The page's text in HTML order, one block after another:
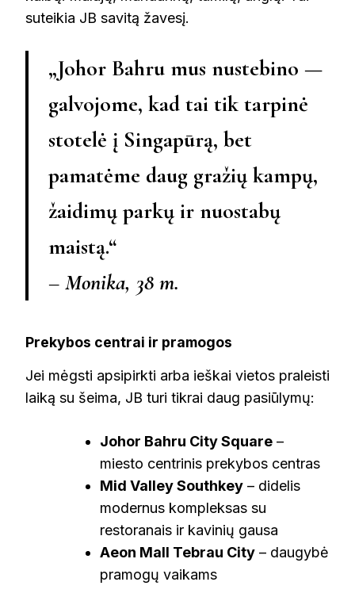
suteikia JB savitą žavesį.
„Johor Bahru mus nustebino —
galvojome, kad tai tik tarpinė
stotelė į Singapūrą, bet
pamatėme daug gražių kampų,
žaidimų parkų ir nuostabų
maistą.“
– Monika, 38 m.
Prekybos centrai ir pramogos
Jei mėgsti apsipirkti arba ieškai vietos praleisti
laiką su šeima, JB turi tikrai daug pasiūlymų:
Johor Bahru City Square –
miesto centrinis prekybos centras
Mid Valley Southkey – didelis
modernus kompleksas su
restoranais ir kavinių gausa
Aeon Mall Tebrau City – daugybė
pramogų vaikams